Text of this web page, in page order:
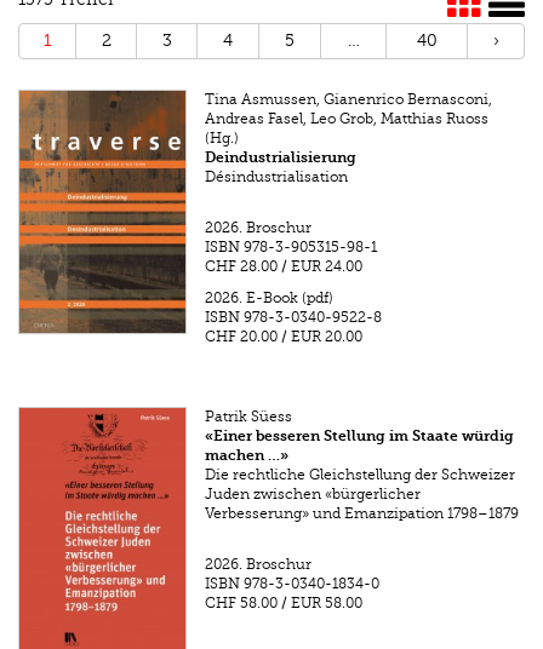
1 2 3 4 5 … 40 ›
Tina Asmussen, Gianenrico Bernasconi,
Andreas Fasel, Leo Grob, Matthias Ruoss
(Hg.)
Deindustrialisierung
Désindustrialisation
2026. Broschur
ISBN 978-3-905315-98-1
CHF 28.00 /EUR 24.00
2026. E-Book (pdf)
ISBN 978-3-0340-9522-8
CHF 20.00 /EUR 20.00
Patrik Süess
«Einer besseren Stellung im Staate würdig
machen …»
Die rechtliche Gleichstellung der Schweizer
Juden zwischen «bürgerlicher
Verbesserung» und Emanzipation 1798–1879
2026. Broschur
ISBN 978-3-0340-1834-0
CHF 58.00 /EUR 58.00